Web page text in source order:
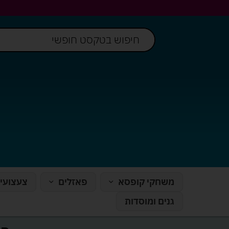
משחקי קופסא פאזלים
גנים ומוסדות